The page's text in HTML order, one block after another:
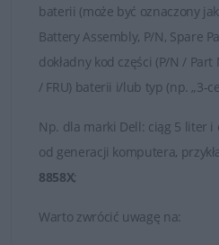
baterii (może być oznaczony
Battery Assembly, P/N, Spare
dokładny kod części (P/N /
/ FRU) baterii i/lub typ (np. „3-
Np. dla marki Dell: ciąg 5 liter i
od generacji komputera,
8858X;
Warto zwrócić uwagę na: